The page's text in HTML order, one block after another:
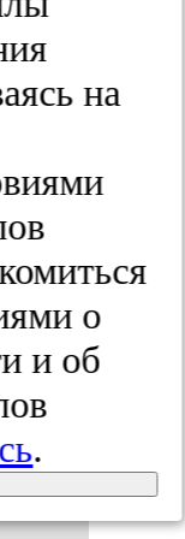
на
о
и об
.